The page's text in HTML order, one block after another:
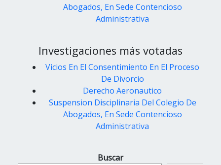
Abogados, En Sede Contencioso
Administrativa
Investigaciones más votadas
Vicios En El Consentimiento En El Proceso
De Divorcio
Derecho Aeronautico
Suspension Disciplinaria Del Colegio De
Abogados, En Sede Contencioso
Administrativa
Buscar